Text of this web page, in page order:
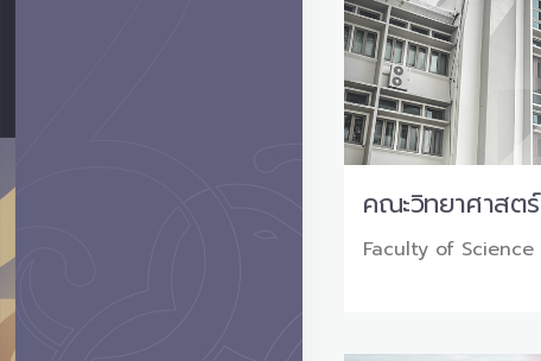
คณะวิทยาศาสตร์
Faculty of Science